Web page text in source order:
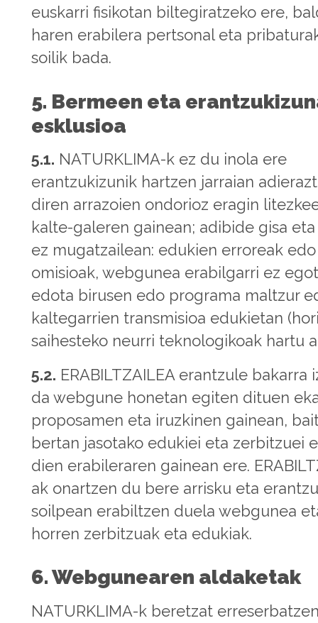
euskarri fisikotan biltegiratzeko ere,
haren erabilera pertsonal eta
soilik bada.
5. Bermeen eta
esklusioa
5.1. NATURKLIMA-k ez du inola ere
erantzukizunik hartzen jarraian
diren arrazoien ondorioz eragin
kalte-galeren gainean; adibide gisa
ez mugatzailean: edukien erroreak edo
omisioak, webgunea erabilgarri ez
edota birusen edo programa maltzur
kaltegarrien transmisioa edukietan
saihesteko neurri teknologikoak hartu
5.2. ERABILTZAILEA erantzule bakarra
da webgune honetan egiten dituen
proposamen eta iruzkinen gainean,
bertan jasotako edukiei eta zerbitzuei
dien erabileraren gainean ere.
ak onartzen du bere arrisku eta
soilpean erabiltzen duela webgunea
horren zerbitzuak eta edukiak.
6. Webgunearen aldaketak
NATURKLIMA-k beretzat